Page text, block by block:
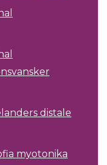
distale
myotonika